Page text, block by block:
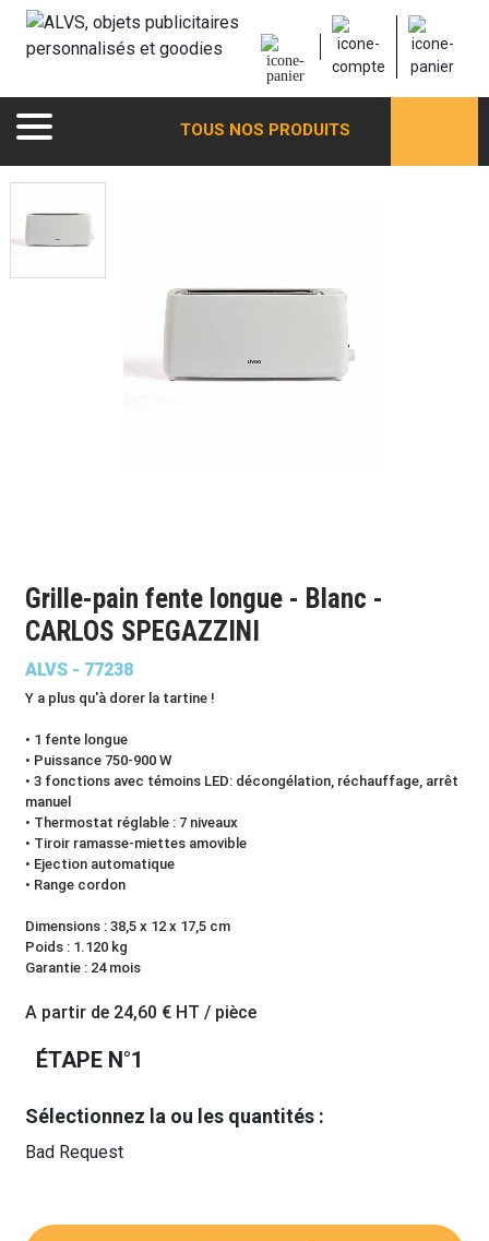
TOUS NOS PRODUITS
Grille-pain fente longue - Blanc -
CARLOS SPEGAZZINI
ALVS - 77238
Y a plus qu'à dorer la tartine !
• 1 fente longue
• Puissance 750-900 W
• 3 fonctions avec témoins LED: décongélation, réchauffage, arrêt
manuel
• Thermostat réglable : 7 niveaux
• Tiroir ramasse-miettes amovible
• Ejection automatique
• Range cordon
Dimensions : 38,5 x 12 x 17,5 cm
Poids : 1.120 kg
Garantie : 24 mois
A partir de 24,60 € HT / pièce
ÉTAPE N°1
Sélectionnez la ou les quantités :
Bad Request